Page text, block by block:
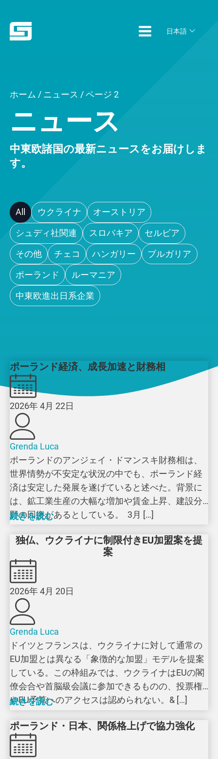
日本語
ホーム / ニュース /ページ 2
ニュース
中東欧諸国の最新ニュースをお届けしま
す。
All ウクライナ オーストリア
シュディ社関連 スロバキア セルビア
その他 チェコ ハンガリー ブルガリア
ポーランド ルーマニア
中東欧進出日系企業
ポーランド経済、成長加速と財務相
2026年 4月 22日
Grenda Luca
ポーランドのアンジェイ・ドマンスキ財務相は、
世界情勢が不安定な状況の中でも、ポーランド経
済は安定した発展を遂げていると述べた。背景に
は、鉱工業生産の大幅な増加や賃金上昇、建設分
野の回復があるとしている。 3月 […]
続きを読む
独仏、ウクライナに制限付きEU加盟案を提
案
2026年 4月 20日
Grenda Luca
ドイツとフランスは、ウクライナに対して通常の
EU加盟とは異なる「象徴的な加盟」モデルを提案
している。この枠組みでは、ウクライナはEUの閣
僚会合や首脳級会議に参加できるものの、投票権
やEU予算へのアクセスは認められない。& […]
続きを読む
ポーランド・日本、関係格上げで協力強化